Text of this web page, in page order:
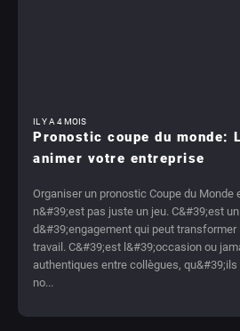
IL Y A 4 MOIS
Pronostic coupe du monde:
animer votre entreprise
Organiser un pronostic Coupe du Monde
n&#39;est pas juste un jeu. C&#39;est
d&#39;engagement qui peut
travail. C&#39;est l&#39;occasion ou
authentiques entre collègues,
no...